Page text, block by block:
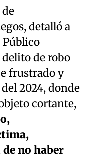
detalló a
de robo
frustrado y
2024, donde
cortante,
no haber